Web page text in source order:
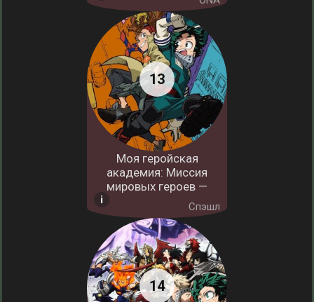
Моя геройская
академия: Миссия
мировых героев —
Спэшл